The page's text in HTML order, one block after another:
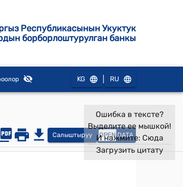
Республикасынын Укуктук
борборлоштурулган банкы
KG RU
Салыштыруу OPEN DATA
Ошибка в тексте?
Выделите ее мышкой!
И нажмите: Сюда
Загрузить цитату